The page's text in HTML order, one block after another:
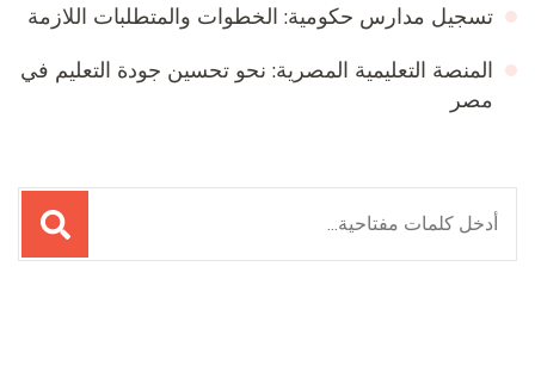
تسجيل مدارس حكومية: الخطوات والمتطلبات اللازمة
المنصة التعليمية المصرية: نحو تحسين جودة التعليم في
مصر
البحث
عن: